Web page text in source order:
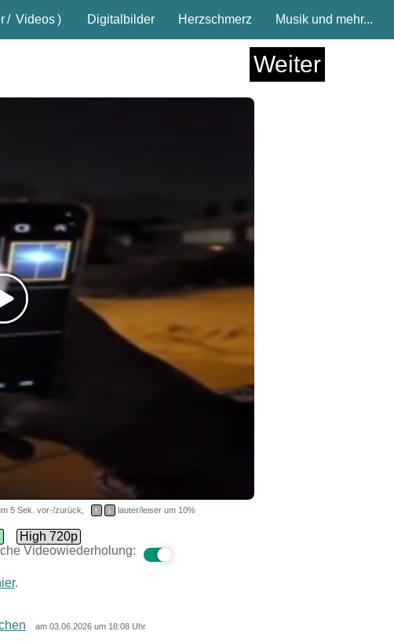
/ Videos) Digitalbilder Herzschmerz Musik und mehr...
Weiter
5 Sek. vor-/zurück, ↑ ↓ lauter/leiser um 10%
High 720p
Videowiederholung:
.
am 03.06.2026 um 18:08 Uhr